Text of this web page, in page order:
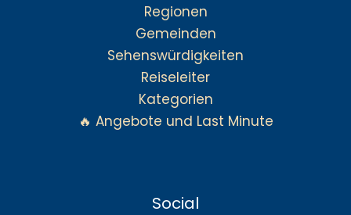
Regionen
Gemeinden
Sehenswürdigkeiten
Reiseleiter
Kategorien
🔥 Angebote und Last Minute
Social